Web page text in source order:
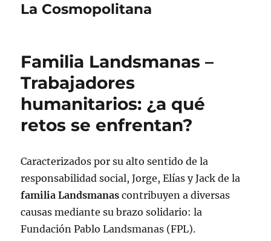
La Cosmopolitana
Familia Landsmanas –
Trabajadores
humanitarios: ¿a qué
retos se enfrentan?
Caracterizados por su alto sentido de la
responsabilidad social, Jorge, Elías y Jack de la
familia Landsmanas contribuyen a diversas
causas mediante su brazo solidario: la
Fundación Pablo Landsmanas (FPL).